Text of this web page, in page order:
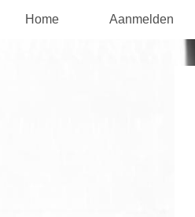
Home Aanmelden